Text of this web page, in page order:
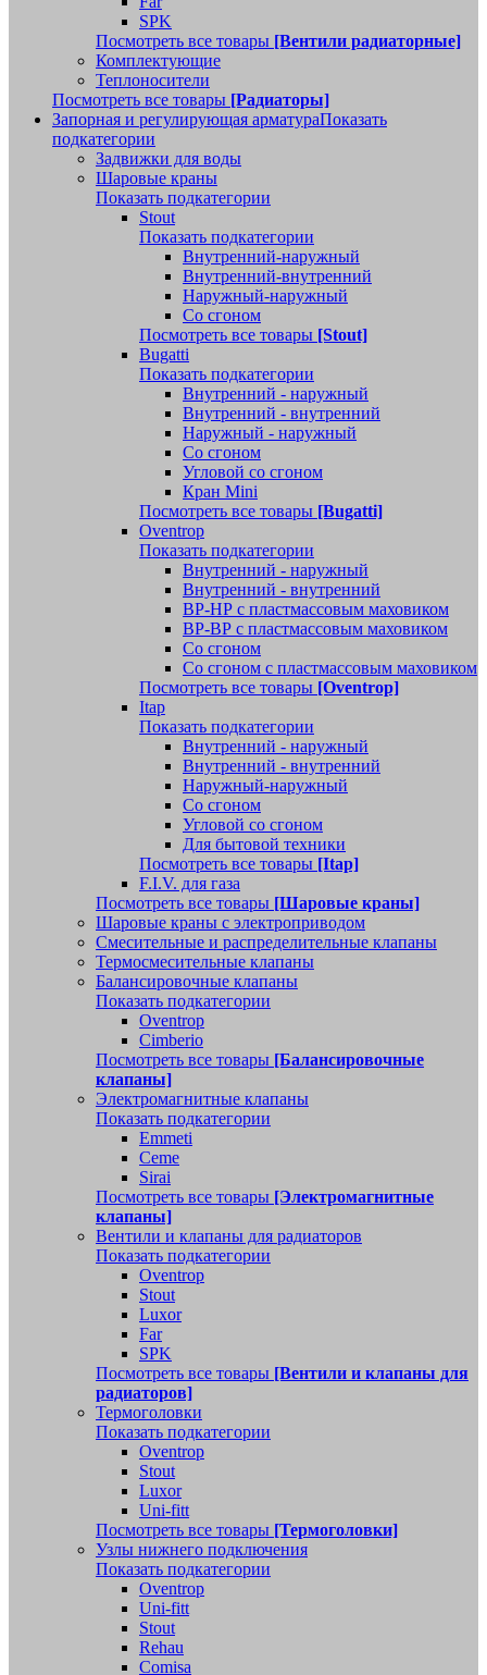
SPK
Посмотреть все товары [Вентили радиаторные]
Комплектующие
Теплоносители
Посмотреть все товары [Радиаторы]
Запорная и регулирующая арматураПоказать
подкатегории
Задвижки для воды
Шаровые краны
Показать подкатегории
Stout
Показать подкатегории
Внутренний-наружный
Внутренний-внутренний
Наружный-наружный
Со сгоном
Посмотреть все товары [Stout]
Bugatti
Показать подкатегории
Внутренний - наружный
Внутренний - внутренний
Наружный - наружный
Со сгоном
Угловой со сгоном
Кран Mini
Посмотреть все товары [Bugatti]
Oventrop
Показать подкатегории
Внутренний - наружный
Внутренний - внутренний
ВР-НР с пластмассовым маховиком
ВР-ВР с пластмассовым маховиком
Со сгоном
Со сгоном с пластмассовым маховиком
Посмотреть все товары [Oventrop]
Itap
Показать подкатегории
Внутренний - наружный
Внутренний - внутренний
Наружный-наружный
Со сгоном
Угловой со сгоном
Для бытовой техники
Посмотреть все товары [Itap]
F.I.V. для газа
Посмотреть все товары [Шаровые краны]
Шаровые краны с электроприводом
Смесительные и распределительные клапаны
Термосмесительные клапаны
Балансировочные клапаны
Показать подкатегории
Oventrop
Cimberio
Посмотреть все товары [Балансировочные
клапаны]
Электромагнитные клапаны
Показать подкатегории
Emmeti
Ceme
Sirai
Посмотреть все товары [Электромагнитные
клапаны]
Вентили и клапаны для радиаторов
Показать подкатегории
Oventrop
Stout
Luxor
Far
SPK
Посмотреть все товары [Вентили и клапаны для
радиаторов]
Термоголовки
Показать подкатегории
Oventrop
Stout
Luxor
Uni-fitt
Посмотреть все товары [Термоголовки]
Узлы нижнего подключения
Показать подкатегории
Oventrop
Uni-fitt
Stout
Rehau
Comisa